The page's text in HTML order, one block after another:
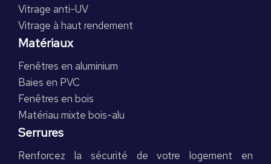
Vitrage anti-UV
Vitrage à haut rendement
Matériaux
Fenêtres en aluminium
Baies en PVC
Fenêtres en bois
Matériau mixte bois-alu
Serrures
Renforcez la sécurité de votre logement en